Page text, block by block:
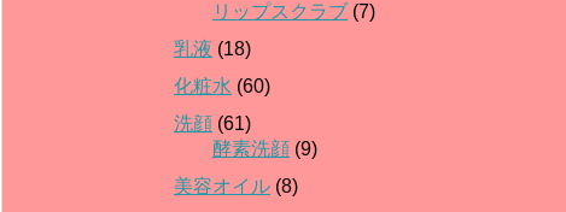
リップスクラブ (7)
乳液 (18)
化粧水 (60)
洗顔 (61)
酵素洗顔 (9)
美容オイル (8)